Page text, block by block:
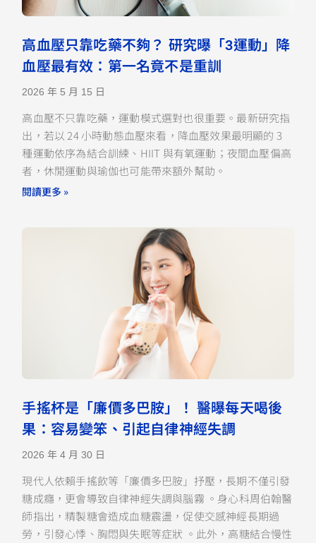
高血壓只靠吃藥不夠？ 研究曝「3運動」降
血壓最有效：第一名竟不是重訓
2026 年 5 月 15 日
高血壓不只靠吃藥，運動模式選對也很重要。最新研究指
出，若以 24 小時動態血壓來看，降血壓效果最明顯的 3
種運動依序為結合訓練、HIIT 與有氧運動；夜間血壓偏高
者，休閒運動與瑜伽也可能帶來額外幫助。
閱讀更多 »
手搖杯是「廉價多巴胺」！ 醫曝每天喝後
果：容易變笨、引起自律神經失調
2026 年 4 月 30 日
現代人依賴手搖飲等「廉價多巴胺」抒壓，長期不僅引發
糖成癮，更會導致自律神經失調與腦霧 。身心科周伯翰醫
師指出，精製糖會造成血糖震盪，促使交感神經長期過
勞，引發心悸、胸悶與失眠等症狀 。此外，高糖結合慢性